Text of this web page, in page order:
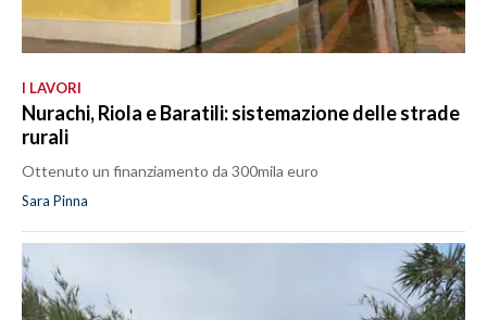
I LAVORI
Nurachi, Riola e Baratili: sistemazione delle strade
rurali
Ottenuto un finanziamento da 300mila euro
Sara Pinna